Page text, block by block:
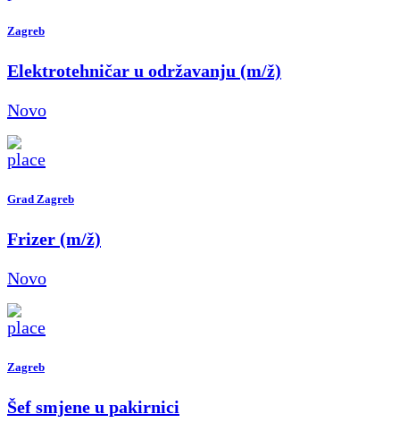
Zagreb
Elektrotehničar u održavanju (m/ž)
Novo
Grad Zagreb
Frizer (m/ž)
Novo
Zagreb
Šef smjene u pakirnici